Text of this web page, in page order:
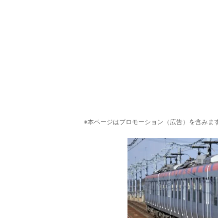
※本ページはプロモーション（広告）を含みま